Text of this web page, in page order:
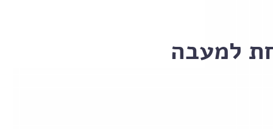
למעבה